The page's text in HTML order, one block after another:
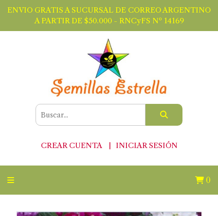
ENVIO GRATIS A SUCURSAL DE CORREO ARGENTINO
A PARTIR DE $50.000 - RNCyFS Nº 14169
CREAR CUENTA INICIAR SESIÓN
0